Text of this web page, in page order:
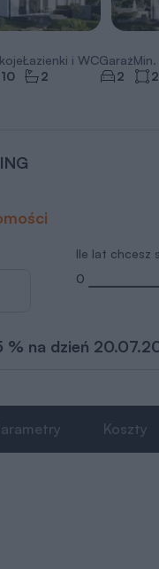
10
Łazienki i WC
2
Garaż
2
Min.
Ile lat chcesz
0
% na dzień
Koszty